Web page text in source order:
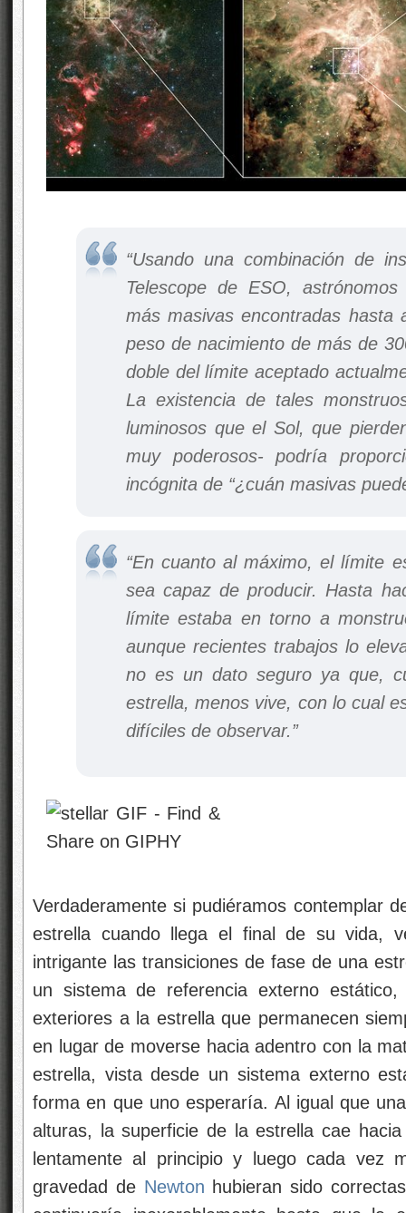
“Usando una combinación de
Telescope de ESO,
más masivas encontradas hasta
peso de nacimiento de más de
doble del límite aceptado
La existencia de tales
luminosos que el Sol, que
muy poderosos- podría
incógnita de “¿cuán masivas
“En cuanto al máximo, el límite
sea capaz de producir. Hasta
límite estaba en torno a
aunque recientes trabajos lo
no es un dato seguro ya que,
estrella, menos vive, con lo cual
difíciles de observar.”
Verdaderamente si pudiéramos contemplar
estrella cuando llega el final de su vida,
intrigante las transiciones de fase de una
un sistema de referencia externo
exteriores a la estrella que permanecen
en lugar de moverse hacia adentro con la
estrella, vista desde un sistema externo
forma en que uno esperaría. Al igual que
alturas, la superficie de la estrella cae
lentamente al principio y luego cada vez
gravedad de Newton hubieran sido